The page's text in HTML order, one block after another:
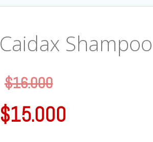
Caidax
$16.000
$15.000